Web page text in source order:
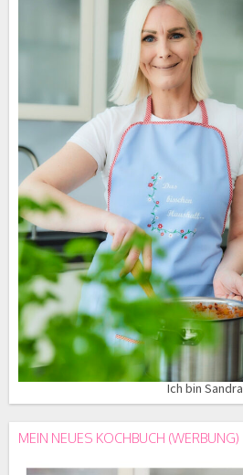
Ich bin Sandra
MEIN NEUES KOCHBUCH (WERBUNG)